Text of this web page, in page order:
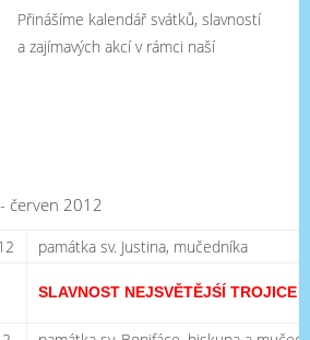
Přinášíme kalendář svátků, slavností
a zajímavých akcí v rámci naší
červen 2012
památka sv. Justina, mučedníka
SLAVNOST NEJSVĚTĚJŚÍ TROJICE